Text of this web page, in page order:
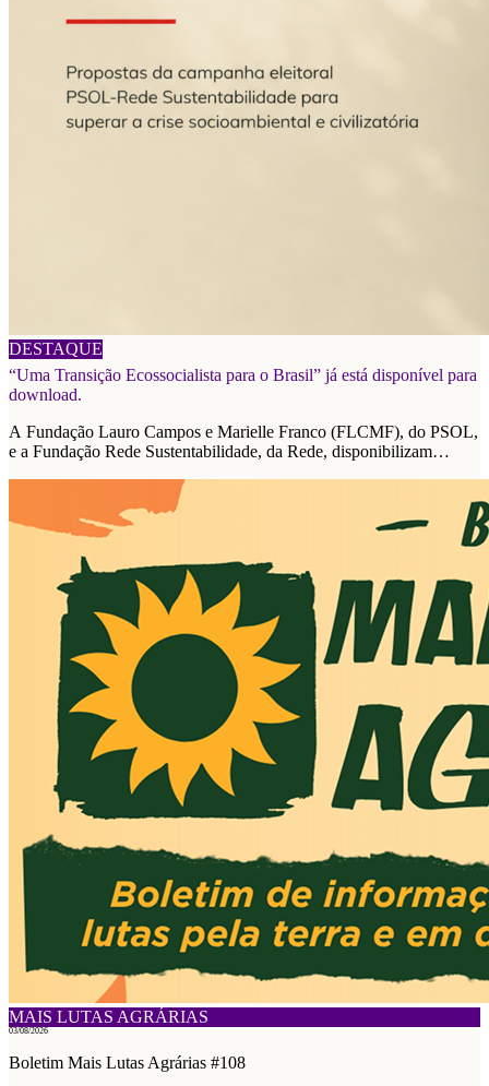
DESTAQUE
06/08/2026
“Uma Transição Ecossocialista para o Brasil” já está disponível para
download.
A Fundação Lauro Campos e Marielle Franco (FLCMF), do PSOL,
e a Fundação Rede Sustentabilidade, da Rede, disponibilizam
MAIS LUTAS AGRÁRIAS
03/08/2026
Boletim Mais Lutas Agrárias #108